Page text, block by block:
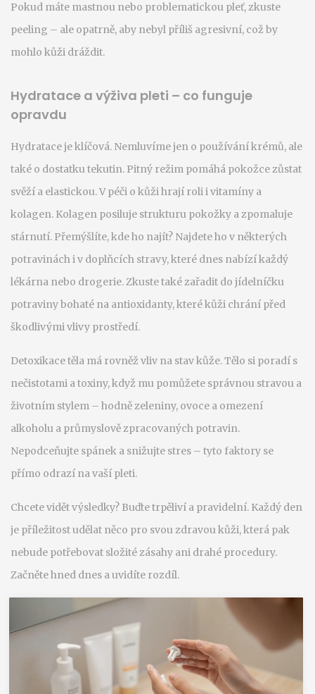
Pokud máte mastnou nebo problematickou pleť, zkuste
peeling – ale opatrně, aby nebyl příliš agresivní, což by
mohlo kůži dráždit.
Hydratace a výživa pleti – co funguje
opravdu
Hydratace je klíčová. Nemluvíme jen o používání krémů, ale
také o dostatku tekutin. Pitný režim pomáhá pokožce zůstat
svěží a elastickou. V péči o kůži hrají roli i vitamíny a
kolagen. Kolagen posiluje strukturu pokožky a zpomaluje
stárnutí. Přemýšlíte, kde ho najít? Najdete ho v některých
potravinách i v doplňcích stravy, které dnes nabízí každý
lékárna nebo drogerie. Zkuste také zařadit do jídelníčku
potraviny bohaté na antioxidanty, které kůži chrání před
škodlivými vlivy prostředí.
Detoxikace těla má rovněž vliv na stav kůže. Tělo si poradí s
nečistotami a toxiny, když mu pomůžete správnou stravou a
životním stylem – hodně zeleniny, ovoce a omezení
alkoholu a průmyslově zpracovaných potravin.
Nepodceňujte spánek a snižujte stres – tyto faktory se
přímo odrazí na vaší pleti.
Chcete vidět výsledky? Buďte trpěliví a pravidelní. Každý den
je příležitost udělat něco pro svou zdravou kůži, která pak
nebude potřebovat složité zásahy ani drahé procedury.
Začněte hned dnes a uvidíte rozdíl.